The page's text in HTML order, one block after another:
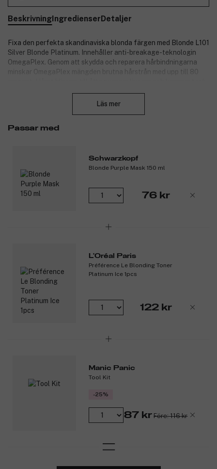
BeskrivningIngredienserDetaljer
Fixa den perfekta skandinaviska blonda färgen med Blonde L101
Silver Blonde Platinum. Innehåller anti-breakage-teknologin
OmegaPlex. Genom att skydda och reparera hårbindningarna
minskar OmegaPlex mängden brutna hårstrån med upp till 80
en samling blonda pigment med kalla undertoner för en modern
Gör håret upp till åtta nyanser ljusare. Passar mellanblont till
Läs mer
Passar med
Schwarzkopf
Blonde Purple Mask 150 ml
76 kr
L'Oréal Paris
Préférence Le Blonding Toner
Platinum Ice 1pcs
122 kr
Manic Panic
Tool Kit
-25%
87 kr Före: 116 kr